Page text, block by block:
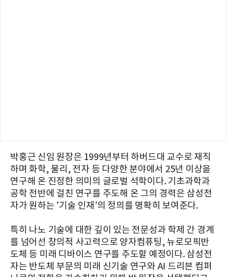
박홍근 신임 원장은 1999년부터 하버드대 교수로 재직
하며 화학, 물리, 전자 등 다양한 분야에서 25년 이상을
연구해 온 진정한 의미의 글로벌 석학이다. 기초과학과
공학 전반에 걸친 연구를 주도해 온 그의 경력은 삼성전
자가 원하는 '기술 인재'의 정의를 명확히 보여준다.
특히 나노 기술에 대한 깊이 있는 전문성과 학제 간 경계
를 넘어선 창의적 사고력으로 양자컴퓨팅, 뉴로모픽반
도체 등 미래 디바이스 연구를 주도할 예정이다. 삼성전
자는 반도체 부문의 미래 신기술 연구와 AI 드리븐 컴퍼